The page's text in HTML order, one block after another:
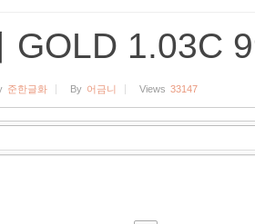
GOLD 1.03C
준한글화 By 어금니 Views 33147